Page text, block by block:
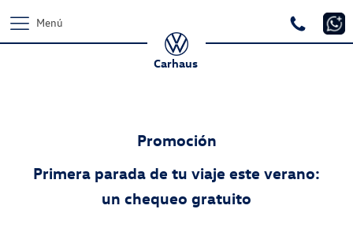
Menú
Carhaus
Promoción
Primera parada de tu viaje este verano:
un chequeo gratuito